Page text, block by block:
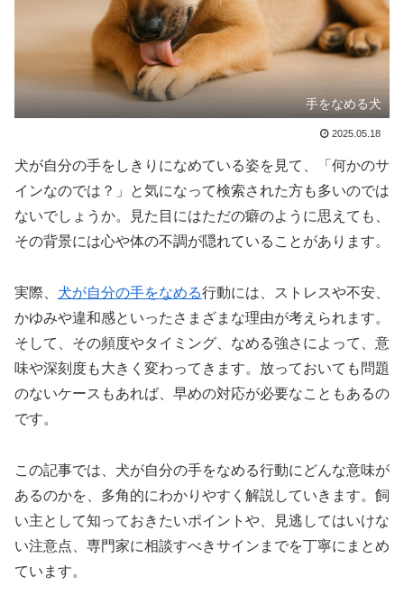
手をなめる犬
2025.05.18
犬が自分の手をしきりになめている姿を見て、「何かのサ
インなのでは？」と気になって検索された方も多いのでは
ないでしょうか。見た目にはただの癖のように思えても、
その背景には心や体の不調が隠れていることがあります。
実際、 犬が自分の手をなめる行動には、ストレスや不安、
かゆみや違和感といったさまざまな理由が考えられます。
そして、その頻度やタイミング、なめる強さによって、意
味や深刻度も大きく変わってきます。放っておいても問題
のないケースもあれば、早めの対応が必要なこともあるの
です。
この記事では、犬が自分の手をなめる行動にどんな意味が
あるのかを、多角的にわかりやすく解説していきます。飼
い主として知っておきたいポイントや、見逃してはいけな
い注意点、専門家に相談すべきサインまでを丁寧にまとめ
ています。